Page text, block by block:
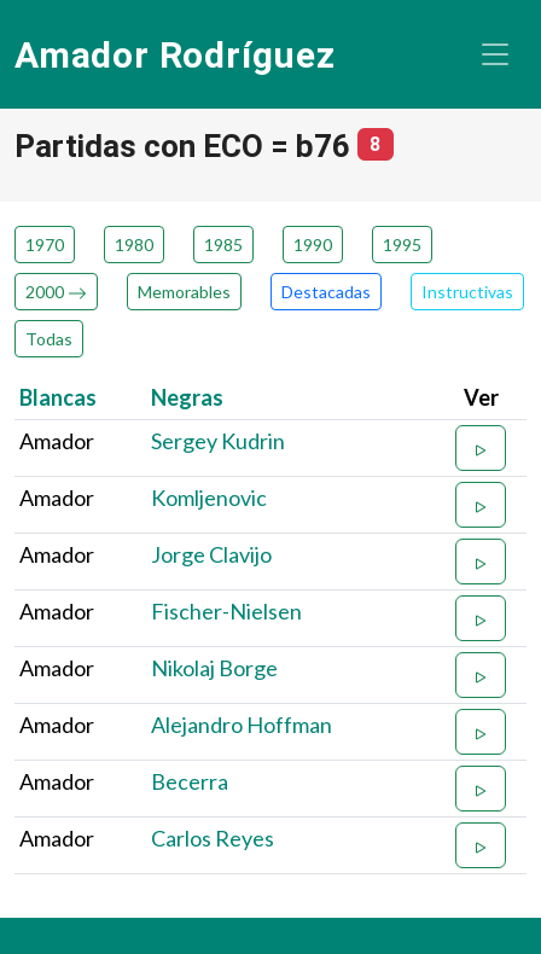
Amador Rodríguez
Partidas con ECO = b76 8número de
1970 1980 1985 1990 1995
2000 Memorables Destacadas Instructivas
Todas
Blancas Negras
Ver
Amador
Sergey Kudrin
Amador Komljenovic
Amador Jorge Clavijo
Amador Fischer-Nielsen
Amador Nikolaj Borge
Amador Alejandro Hoffman
Amador Becerra
Amador Carlos Reyes